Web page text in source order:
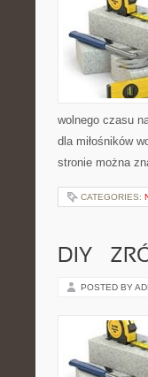
wolnego czasu
dla miłośników
stronie można
CATEGORIES:
DIY –
POSTED BY